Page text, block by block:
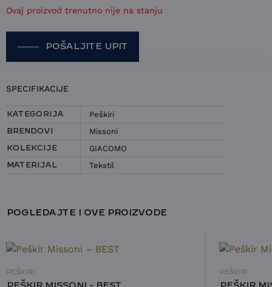
Ovaj proizvod trenutno nije na stanju
POŠALJITE UPIT
POŠALJITE UPIT ZA PEŠKIR
IME I PREZIME
KONTAKT E-POŠTA
SPECIFIKACIJE
KATEGORIJA Peškiri
BRENDOVI Missoni
KOLEKCIJE GIACOMO
MATERIJAL Tekstil
POGLEDAJTE I OVE PROIZVODE
PEŠKIRI PEŠKIRI